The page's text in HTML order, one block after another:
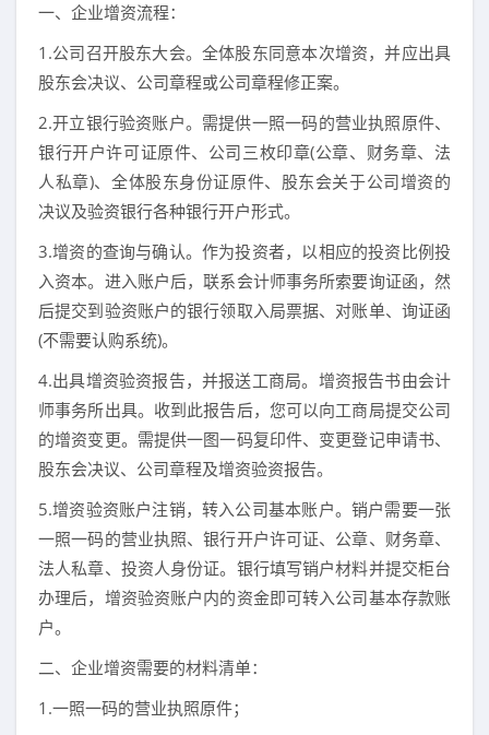
一、企业增资流程：
1.公司召开股东大会。全体股东同意本次增资，并应出具
股东会决议、公司章程或公司章程修正案。
2.开立银行验资账户。需提供一照一码的营业执照原件、
银行开户许可证原件、公司三枚印章(公章、财务章、法
人私章)、全体股东身份证原件、股东会关于公司增资的
决议及验资银行各种银行开户形式。
3.增资的查询与确认。作为投资者，以相应的投资比例投
入资本。进入账户后，联系会计师事务所索要询证函，然
后提交到验资账户的银行领取入局票据、对账单、询证函
(不需要认购系统)。
4.出具增资验资报告，并报送工商局。增资报告书由会计
师事务所出具。收到此报告后，您可以向工商局提交公司
的增资变更。需提供一图一码复印件、变更登记申请书、
股东会决议、公司章程及增资验资报告。
5.增资验资账户注销，转入公司基本账户。销户需要一张
一照一码的营业执照、银行开户许可证、公章、财务章、
法人私章、投资人身份证。银行填写销户材料并提交柜台
办理后，增资验资账户内的资金即可转入公司基本存款账
户。
二、企业增资需要的材料清单：
1.一照一码的营业执照原件；